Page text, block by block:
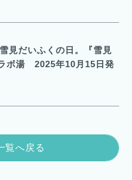
見だいふくの日。『雪見
ボ湯 2025年10月15日発
覧へ戻る